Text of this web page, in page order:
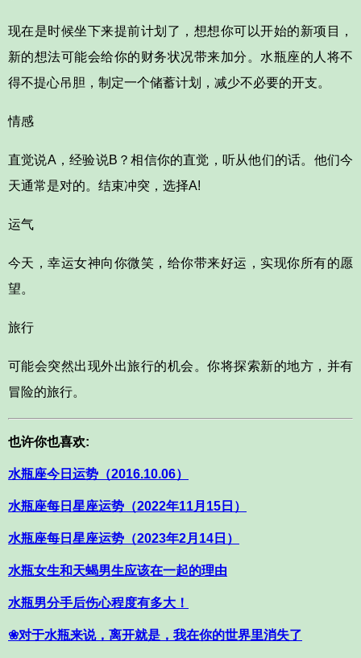
现在是时候坐下来提前计划了，想想你可以开始的新项目，
新的想法可能会给你的财务状况带来加分。水瓶座的人将不
得不提心吊胆，制定一个储蓄计划，减少不必要的开支。
情感
直觉说A，经验说B？相信你的直觉，听从他们的话。他们今
天通常是对的。结束冲突，选择A!
运气
今天，幸运女神向你微笑，给你带来好运，实现你所有的愿
望。
旅行
可能会突然出现外出旅行的机会。你将探索新的地方，并有
冒险的旅行。
也许你也喜欢:
水瓶座今日运势（2016.10.06）
水瓶座每日星座运势（2022年11月15日）
水瓶座每日星座运势（2023年2月14日）
水瓶女生和天蝎男生应该在一起的理由
水瓶男分手后伤心程度有多大！
❀对于水瓶来说，离开就是，我在你的世界里消失了